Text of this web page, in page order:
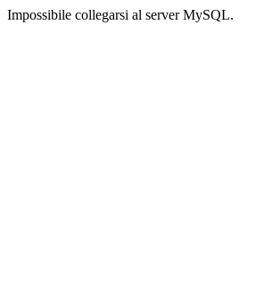
Impossibile collegarsi al server MySQL.